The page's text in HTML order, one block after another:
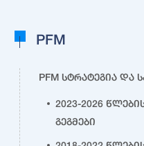
PFM
PFM სტრატეგია და
2023-2026
გეგმები